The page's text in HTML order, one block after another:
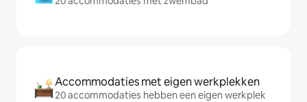
Accommodaties met eigen werkplekken
20 accommodaties hebben een eigen werkplek